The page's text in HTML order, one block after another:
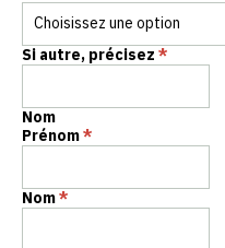
Si autre, précisez *
Nom
Prénom*
Nom*